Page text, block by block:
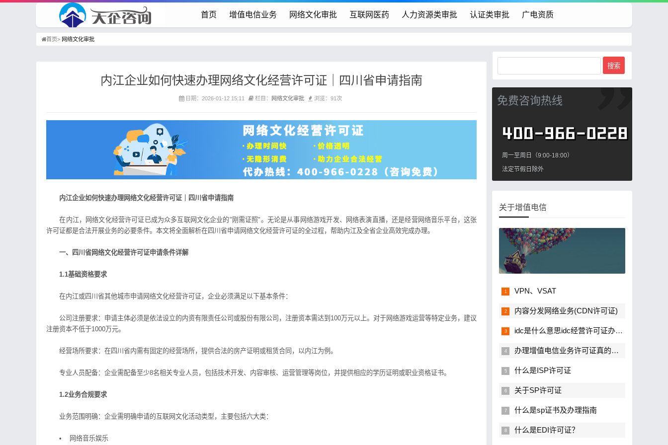
首页 增值电信业务 网络文化审批 互联网医药 人力资源类审批 认证类审批 广电资质
首页> 网络文化审批
内江企业如何快速办理网络文化经营许可证｜四川省申请指南
日期：2026-01-12 15:11 栏目： 网络文化审批 浏览：91次
内江企业如何快速办理网络文化经营许可证｜四川省申请指南
在内江，网络文化经营许可证已成为众多互联网文化企业的"刚需证照"。无论是从事网络游戏开发、网络表演直播，还是经营网络音乐平台，这张
许可证都是合法开展业务的必要条件。本文将全面解析在四川省申请网络文化经营许可证的全过程，帮助内江及全省企业高效完成办理。
一、四川省网络文化经营许可证申请条件详解
1.1基础资格要求
在内江或四川省其他城市申请网络文化经营许可证，企业必须满足以下基本条件：
公司注册要求：申请主体必须是依法设立的内资有限责任公司或股份有限公司，注册资本需达到100万元以上。对于网络游戏运营等特定业务，建议
注册资本不低于1000万元。
经营场所要求：在四川省内需有固定的经营场所，提供合法的房产证明或租赁合同，以内江为例。
专业人员配备：企业需配备至少8名相关专业人员，包括技术开发、内容审核、运营管理等岗位，并提供相应的学历证明或职业资格证书。
1.2业务合规要求
业务范围明确：企业需明确申请的互联网文化活动类型，主要包括六大类：
• 网络音乐娱乐
免费咨询热线
周一至周日（9:00-18:00）
法定节假日除外
关于增值电信
VPN、VSAT
内容分发网络业务(CDN许可证)
idc是什么意思idc经营许可证办理流程
办理增值电信业务许可证真的很难吗？
什么是ISP许可证
关于SP许可证
什么是sp证书及办理指南
什么是EDI许可证？